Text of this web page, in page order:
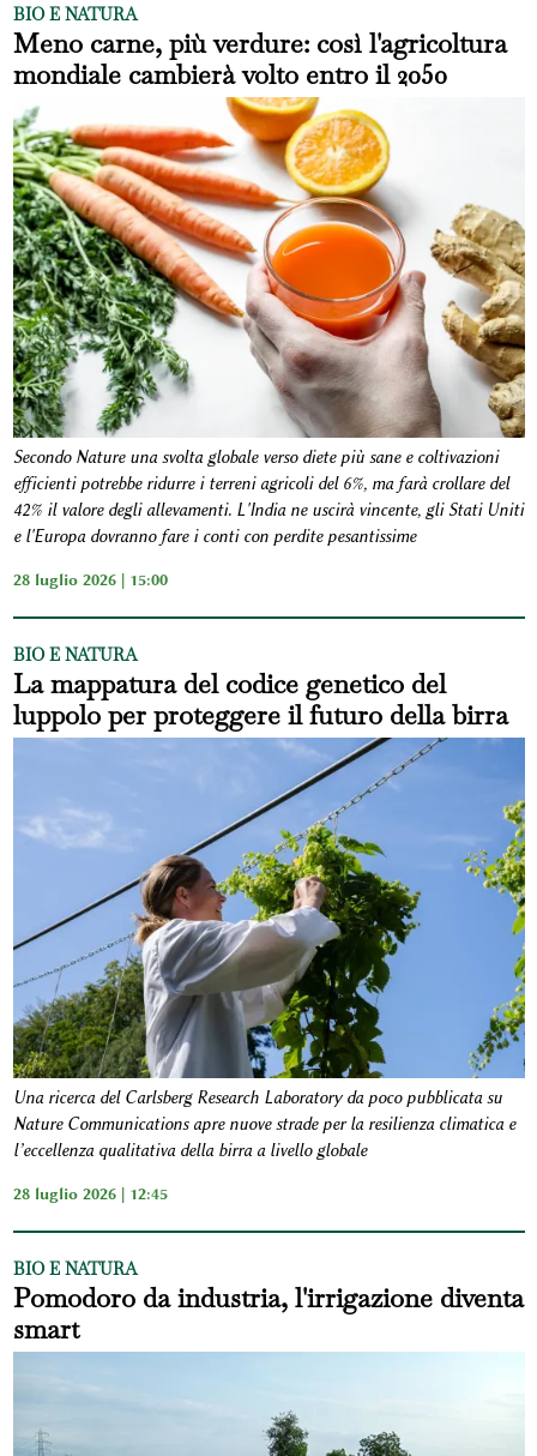
BIO E NATURA
Meno carne, più verdure: così l'agricoltura
mondiale cambierà volto entro il 2050
Secondo Nature una svolta globale verso diete più sane e coltivazioni
efficienti potrebbe ridurre i terreni agricoli del 6%, ma farà crollare del
42% il valore degli allevamenti. L'India ne uscirà vincente, gli Stati Uniti
e l'Europa dovranno fare i conti con perdite pesantissime
28 luglio 2026 | 15:00
BIO E NATURA
La mappatura del codice genetico del
luppolo per proteggere il futuro della birra
Una ricerca del Carlsberg Research Laboratory da poco pubblicata su
Nature Communications apre nuove strade per la resilienza climatica e
l’eccellenza qualitativa della birra a livello globale
28 luglio 2026 | 12:45
BIO E NATURA
Pomodoro da industria, l'irrigazione diventa
smart